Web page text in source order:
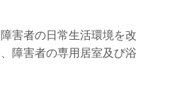
害者の日常生活環境を改
障害者の専用居室及び浴